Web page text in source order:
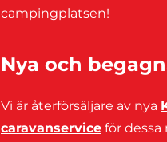
campingplatsen!
Nya och
Vi är återförsäljare av nya
caravanservice för